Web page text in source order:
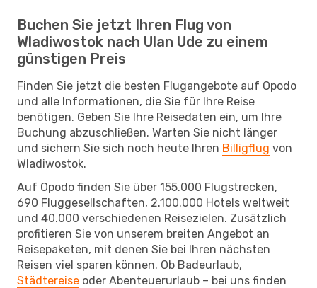
Buchen Sie jetzt Ihren Flug von
Wladiwostok nach Ulan Ude zu einem
günstigen Preis
Finden Sie jetzt die besten Flugangebote auf Opodo
und alle Informationen, die Sie für Ihre Reise
benötigen. Geben Sie Ihre Reisedaten ein, um Ihre
Buchung abzuschließen. Warten Sie nicht länger
und sichern Sie sich noch heute Ihren Billigflug von
Wladiwostok.
Auf Opodo finden Sie über 155.000 Flugstrecken,
690 Fluggesellschaften, 2.100.000 Hotels weltweit
und 40.000 verschiedenen Reisezielen. Zusätzlich
profitieren Sie von unserem breiten Angebot an
Reisepaketen, mit denen Sie bei Ihren nächsten
Reisen viel sparen können. Ob Badeurlaub,
Städtereise oder Abenteuerurlaub – bei uns finden